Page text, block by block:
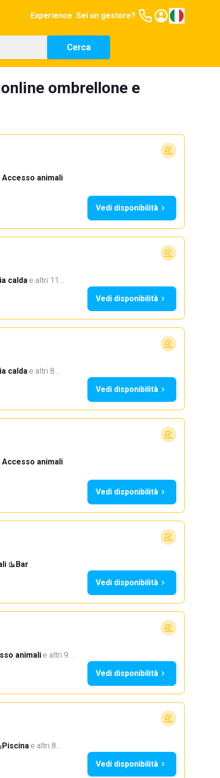
Experience Sei un gestore?
Cerca
ombrellone e
Accesso animali·
Vedi disponibilità
calda·e altri 11…
Vedi disponibilità
calda·e altri 8…
Vedi disponibilità
Accesso animali·
Vedi disponibilità
·
Bar
Vedi disponibilità
animali·e altri 9…
Vedi disponibilità
Piscina·e altri 8…
Vedi disponibilità